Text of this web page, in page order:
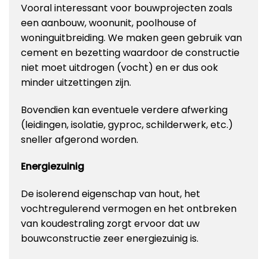
Vooral interessant voor bouwprojecten zoals
een aanbouw, woonunit, poolhouse of
woninguitbreiding. We maken geen gebruik van
cement en bezetting waardoor de constructie
niet moet uitdrogen (vocht) en er dus ook
minder uitzettingen zijn.
Bovendien kan eventuele verdere afwerking
(leidingen, isolatie, gyproc, schilderwerk, etc.)
sneller afgerond worden.
Energiezuinig
De isolerend eigenschap van hout, het
vochtregulerend vermogen en het ontbreken
van koudestraling zorgt ervoor dat uw
bouwconstructie zeer energiezuinig is.